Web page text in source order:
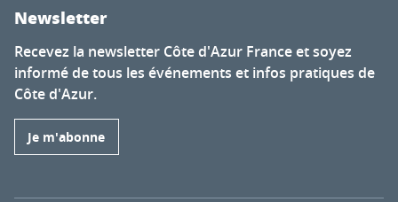
Newsletter
Recevez la newsletter Côte d'Azur France et soyez
informé de tous les événements et infos pratiques de
Côte d'Azur.
Je m'abonne